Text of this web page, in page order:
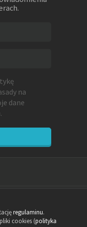
na
dane
regulaminu.
cookies (polityka